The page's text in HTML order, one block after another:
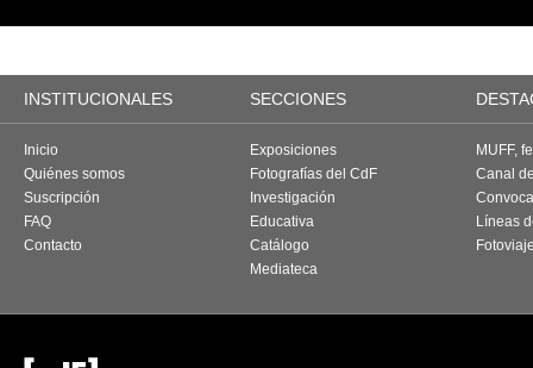
INSTITUCIONALES SECCIONES
Inicio
Quiénes somos
Suscripción
FAQ
Contacto
Exposiciones
Fotografías del CdF
Investigación
Educativa
Catálogo
Mediateca
MUFF,
Canal
Líneas